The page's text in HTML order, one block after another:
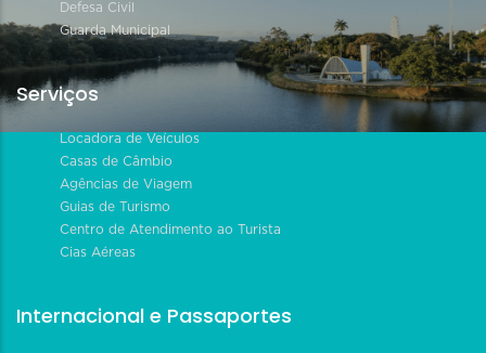
Defesa Civil
Guarda Municipal
Serviços
Locadora de Veículos
Casas de Câmbio
Agências de Viagem
Guias de Turismo
Centro de Atendimento ao Turista
Cias Aéreas
Internacional e Passaportes